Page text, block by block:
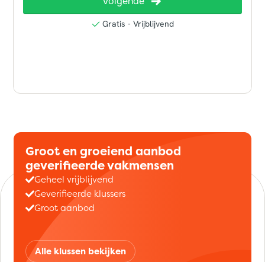
Groot en groeiend aanbod
geverifieerde vakmensen
Geheel vrijblijvend
Geverifieerde klussers
Groot aanbod
Alle klussen bekijken